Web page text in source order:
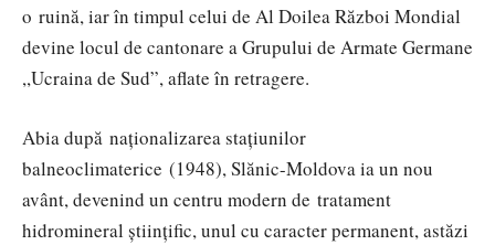
o ruină, iar în timpul celui de Al Doilea Război Mondial
devine locul de cantonare a Grupului de Armate Germane
,,Ucraina de Sud”, aflate în retragere.
Abia după naţionalizarea staţiunilor
balneoclimaterice (1948), Slănic-Moldova ia un nou
avânt, devenind un centru modern de tratament
hidromineral ştiinţific, unul cu caracter permanent, astăzi